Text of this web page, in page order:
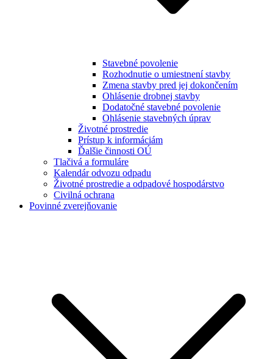
Stavebné povolenie
Rozhodnutie o umiestnení stavby
Zmena stavby pred jej dokončením
Ohlásenie drobnej stavby
Dodatočné stavebné povolenie
Ohlásenie stavebných úprav
Životné prostredie
Prístup k informáciám
Ďalšie činnosti OÚ
Tlačivá a formuláre
Kalendár odvozu odpadu
Životné prostredie a odpadové hospodárstvo
Civilná ochrana
Povinné zverejňovanie